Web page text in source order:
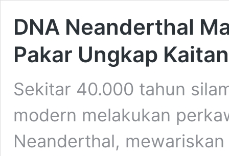
DNA Neanderthal
Pakar Ungkap
Sekitar 40.000 tahun
modern melakukan
Neanderthal,